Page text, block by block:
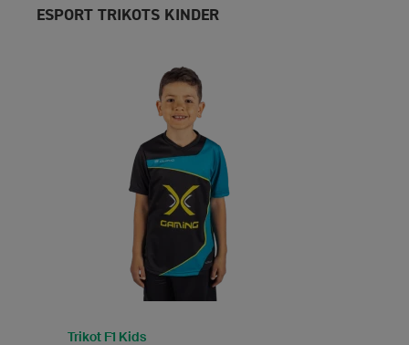
ESPORT TRIKOTS KINDER
Trikot F1 Kids